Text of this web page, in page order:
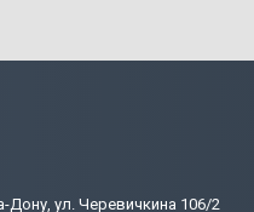
Дону, ул. Черевичкина 106/2